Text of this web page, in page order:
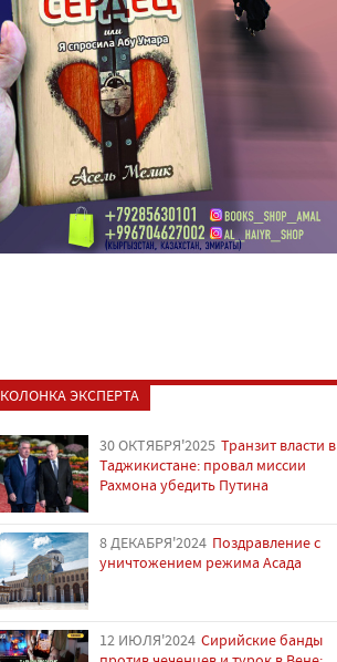
КОЛОНКА ЭКСПЕРТА
30 ОКТЯБРЯ'2025 Транзит власти в
Таджикистане: провал миссии
Рахмона убедить Путина
8 ДЕКАБРЯ'2024 Поздравление с
уничтожением режима Асада
12 ИЮЛЯ'2024 Сирийские банды